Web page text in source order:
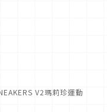
V2瑪莉珍運動